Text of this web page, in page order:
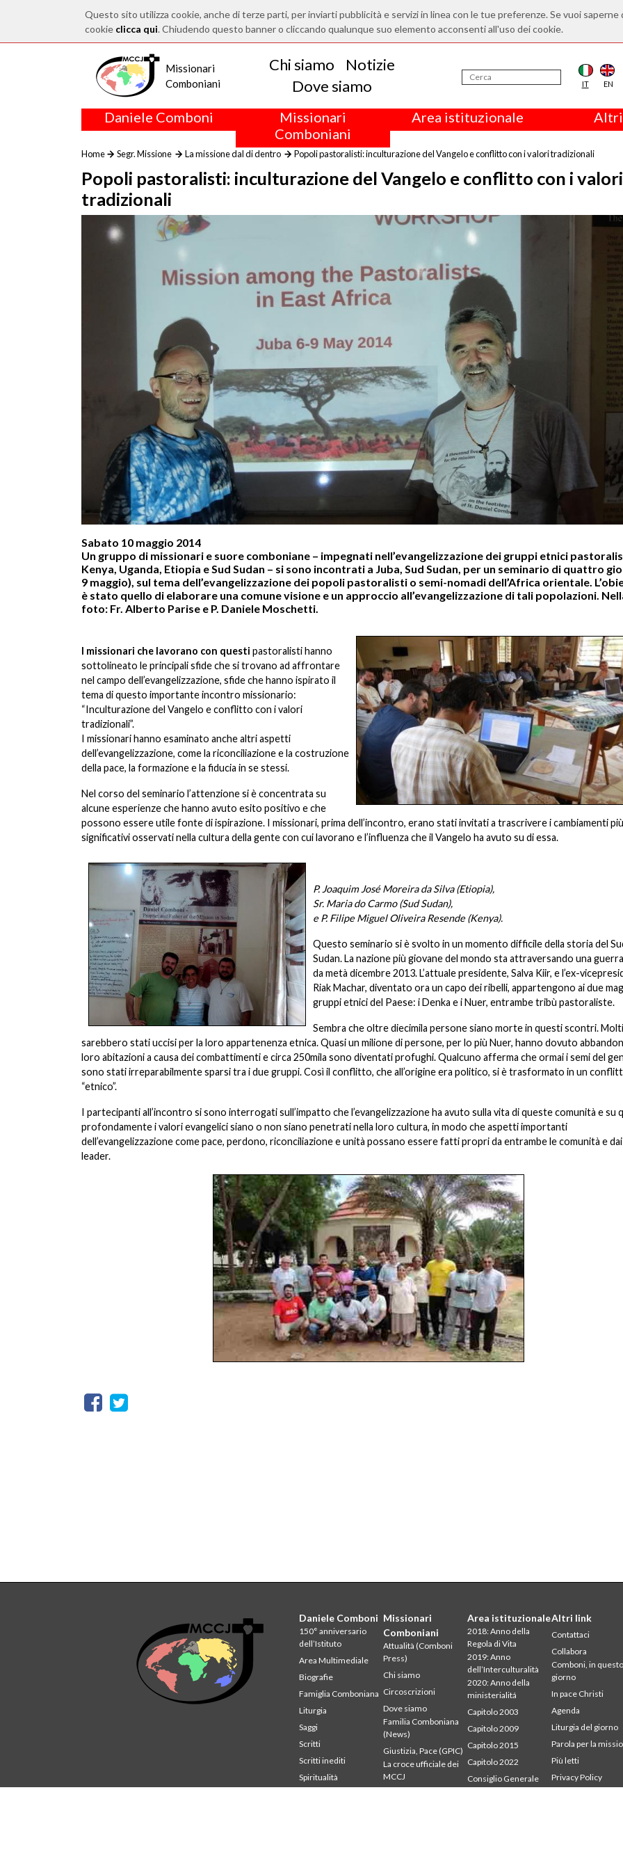
Questo sito utilizza cookie, anche di terze parti, per inviarti pubblicità e servizi in linea con le tue preferenze. Se vuoi
cookie clicca qui. Chiudendo questo banner o cliccando qualunque suo elemento acconsenti all'uso dei cookie.
Missionari
Comboniani
Chi siamo
Notizie
Dove siamo
IT EN
Daniele Comboni
Missionari
Comboniani
Area istituzionale
Home Segr. Missione La missione dal di dentro Popoli pastoralisti: inculturazione del Vangelo e conflitto con i valori tradizionali
Popoli pastoralisti: inculturazione del Vangelo e conflitto con i valori
tradizionali
Sabato 10 maggio 2014
Un gruppo di missionari e suore comboniane – impegnati nell’evangelizzazione dei gruppi etnici
Kenya, Uganda, Etiopia e Sud Sudan – si sono incontrati a Juba, Sud Sudan, per un seminario di quattro
9 maggio), sul tema dell’evangelizzazione dei popoli pastoralisti o semi-nomadi dell’Africa orientale.
è stato quello di elaborare una comune visione e un approccio all’evangelizzazione di tali popolazioni.
foto: Fr. Alberto Parise e P. Daniele Moschetti.
I missionari che lavorano con questi pastoralisti hanno
sottolineato le principali sfide che si trovano ad affrontare
nel campo dell’evangelizzazione, sfide che hanno ispirato il
tema di questo importante incontro missionario:
“Inculturazione del Vangelo e conflitto con i valori
tradizionali”.
I missionari hanno esaminato anche altri aspetti
dell’evangelizzazione, come la riconciliazione e la costruzione
della pace, la formazione e la fiducia in se stessi.
Nel corso del seminario l’attenzione si è concentrata su
alcune esperienze che hanno avuto esito positivo e che
possono essere utile fonte di ispirazione. I missionari, prima dell’incontro, erano stati invitati a trascrivere i cambiamenti più
significativi osservati nella cultura della gente con cui lavorano e l’influenza che il Vangelo ha avuto su di essa.
P. Joaquim José Moreira da Silva (Etiopia),
Sr. Maria do Carmo (Sud Sudan),
e P. Filipe Miguel Oliveira Resende (Kenya).
Questo seminario si è svolto in un momento difficile della storia del
Sudan. La nazione più giovane del mondo sta attraversando una
da metà dicembre 2013. L’attuale presidente, Salva Kiir, e l’ex-
Riak Machar, diventato ora un capo dei ribelli, appartengono ai due
gruppi etnici del Paese: i Denka e i Nuer, entrambe tribù pastoraliste.
Sembra che oltre diecimila persone siano morte in questi scontri. Molti
sarebbero stati uccisi per la loro appartenenza etnica. Quasi un milione di persone, per lo più Nuer, hanno dovuto
loro abitazioni a causa dei combattimenti e circa 250mila sono diventati profughi. Qualcuno afferma che ormai i semi del
sono stati irreparabilmente sparsi tra i due gruppi. Così il conflitto, che all’origine era politico, si è trasformato in un
“etnico”.
I partecipanti all’incontro si sono interrogati sull’impatto che l’evangelizzazione ha avuto sulla vita di queste comunità e su
profondamente i valori evangelici siano o non siano penetrati nella loro cultura, in modo che aspetti importanti
dell’evangelizzazione come pace, perdono, riconciliazione e unità possano essere fatti propri da entrambe le comunità e
leader.
Daniele Comboni
150° anniversario
dell’Istituto
Area Multimediale
Biografie
Famiglia Comboniana
Liturgia
Saggi
Scritti
Scritti inediti
Spiritualità
Studium
Missionari
Comboniani
Attualità (Comboni
Press)
Chi siamo
Circoscrizioni
Dove siamo
Familia Comboniana
(News)
Giustizia, Pace (GPIC)
La croce ufficiale dei
MCCJ
Area istituzionale
2018: Anno della
Regola di Vita
2019: Anno
dell’Interculturalità
2020: Anno della
ministerialitá
Capitolo 2003
Capitolo 2009
Capitolo 2015
Capitolo 2022
Consiglio Generale
Altri link
Contattaci
Collabora
Comboni, in
giorno
In pace Christi
Agenda
Liturgia del giorno
Parola per la
Più letti
Privacy Policy
Segretariato della